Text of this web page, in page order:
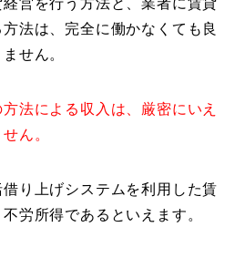
法は、完全に働かなくても良
せん。
法による収入は、厳密にいえ
ん。
り上げシステムを利用した賃
労所得であるといえます。